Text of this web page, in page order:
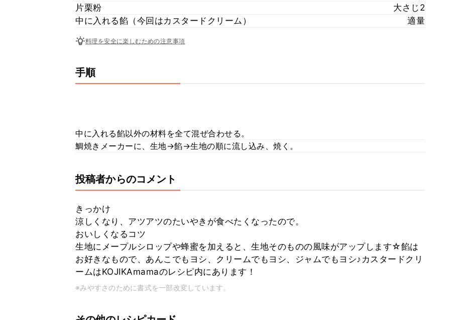
片栗粉
大さじ2
中に入れる餡（今回はカスタードクリーム）
適量
料理を安全に楽しむための注意事項
手順
中に入れる餡以外の材料を全て混ぜ合わせる。
鯛焼きメーカーに、生地→餡→生地の順に流し込み、焼く。
投稿者からのコメント
きっかけ
涼しくなり、アツアツのたいやきが食べたくなったので。
おいしくなるコツ
生地にメープルシロップや蜂蜜を加えると、生地そのものの風味がアップします☆餡は
お好きなもので、あんこでもヨシ、クリームでもヨシ、ジャムでもヨシ♪カスタードクリ
ームはKOJIKAmamaのレシピ内にあります！
※みやすさのために書式を一部改変しています。